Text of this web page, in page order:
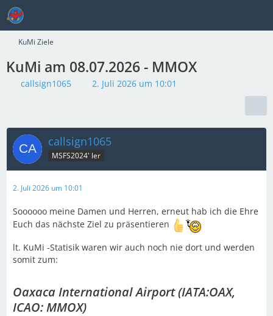
KuMi Ziele
KuMi am 08.07.2026 - MMOX
callsign1065 2. Juli 2026 um 10:01
callsign1065
MSFS2024' ler
2. Juli 2026 um 10:01
Soooooo meine Damen und Herren, erneut hab ich die Ehre
Euch das nächste Ziel zu präsentieren
lt. KuMi -Statisik waren wir auch noch nie dort und werden
somit zum:
Oaxaca International Airport (IATA:OAX,
ICAO: MMOX)